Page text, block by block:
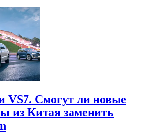
VS7. Смогут ли новые
из Китая заменить